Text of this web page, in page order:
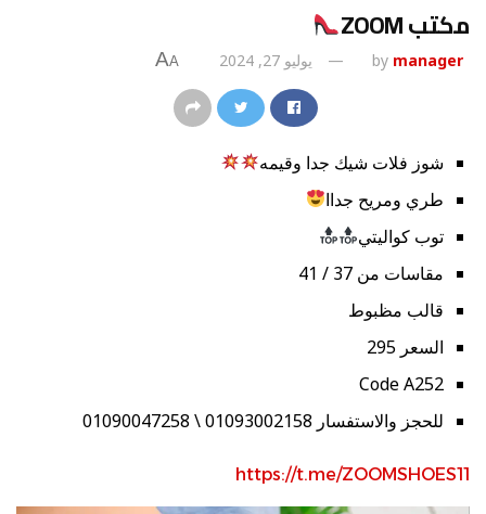
مكتب ZOOM
by manager يوليو 27, 2024 A
A
شوز فلات شيك جدا وقيمه
طري ومريح جداا
توب كواليتي
مقاسات من 37 / 41
قالب مظبوط
السعر 295
Code A252
للحجز والاستفسار 01093002158 \ 01090047258
https://t.me/ZOOMSHOES11